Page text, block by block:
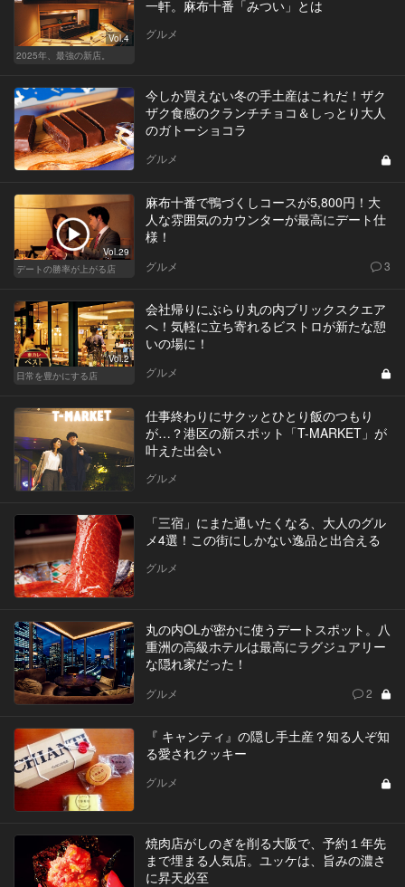
Vol.4
2025年、最強の新店。
一軒。麻布十番「みつい」とは
グルメ
今しか買えない冬の手土産はこれだ！ザク
ザク食感のクランチチョコ＆しっとり大人
のガトーショコラ
グルメ
Vol.29
デートの勝率が上がる店
麻布十番で鴨づくしコースが5,800円！大
人な雰囲気のカウンターが最高にデート仕
様！
グルメ 3
Vol.2
日常を豊かにする店
会社帰りにぶらり丸の内ブリックスクエア
へ！気軽に立ち寄れるビストロが新たな憩
いの場に！
グルメ
仕事終わりにサクッとひとり飯のつもり
が…？港区の新スポット「T-MARKET」が
叶えた出会い
グルメ
「三宿」にまた通いたくなる、大人のグル
メ4選！この街にしかない逸品と出合える
グルメ
丸の内OLが密かに使うデートスポット。八
重洲の高級ホテルは最高にラグジュアリー
な隠れ家だった！
グルメ 2
『 キャンティ』の隠し手土産？知る人ぞ知
る愛されクッキー
グルメ
焼肉店がしのぎを削る大阪で、予約１年先
まで埋まる人気店。ユッケは、旨みの濃さ
に昇天必至